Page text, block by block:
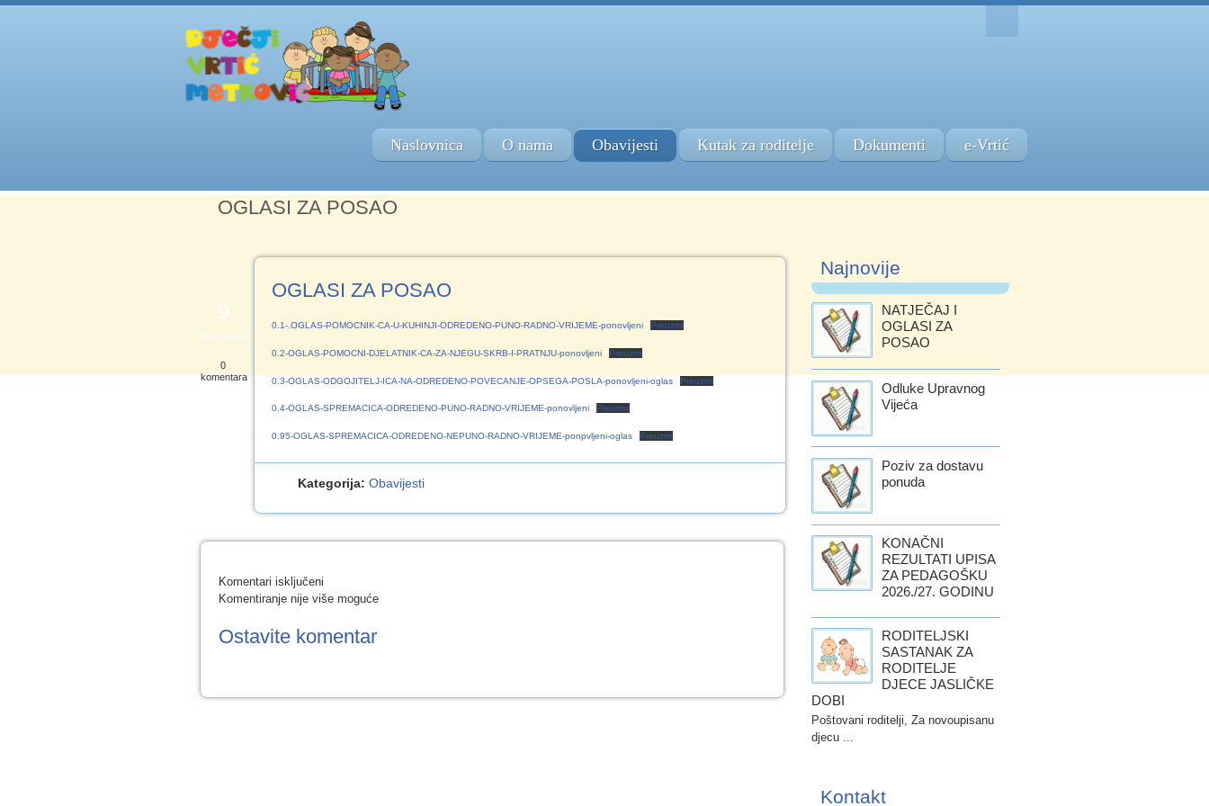
Naslovnica O nama Obavijesti Kutak za roditelje Dokumenti e-Vrtić
OGLASI ZA POSAO
9
KOL.2023
0
komentara
OGLASI ZA POSAO
0.1-.OGLAS-POMOCNIK-CA-U-KUHINJI-ODREDENO-PUNO-RADNO-VRIJEME-ponovljeni Preuzmi
0.2-OGLAS-POMOCNI-DJELATNIK-CA-ZA-NJEGU-SKRB-I-PRATNJU-ponovljeni Preuzmi
0.3-OGLAS-ODGOJITELJ-ICA-NA-ODREDENO-POVECANJE-OPSEGA-POSLA-ponovljeni-oglas Preuzmi
0.4-OGLAS-SPREMACICA-ODREDENO-PUNO-RADNO-VRIJEME-ponovljeni Preuzmi
0.95-OGLAS-SPREMACICA-ODREDENO-NEPUNO-RADNO-VRIJEME-ponpvljeni-oglas Preuzmi
Kategorija: Obavijesti
Komentari isključeni
OGLASI
POSAO
Komentiranje nije više moguće
Ostavite komentar
Najnovije
NATJEČAJ I
OGLASI ZA
POSAO
Odluke Upravnog
Vijeća
Poziv za dostavu
ponuda
KONAČNI
REZULTATI UPISA
ZA PEDAGOŠKU
2026./27. GODINU
RODITELJSKI
SASTANAK ZA
RODITELJE
DJECE JASLIČKE
DOBI
Poštovani roditelji, Za novoupisanu
djecu ...
Kontakt